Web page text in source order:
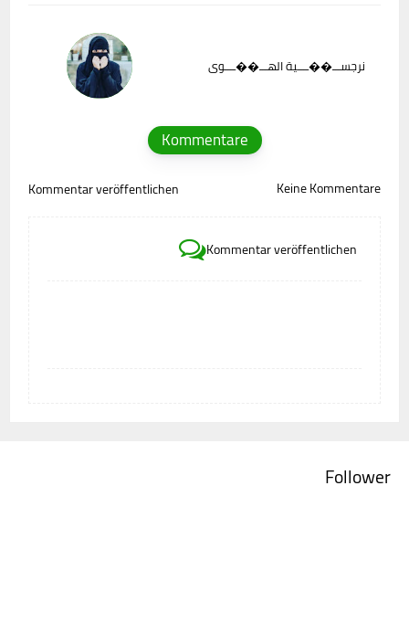
نرجســـ��ــــية الهـــ��ــــوى
Kommentare
Keine Kommentare
Kommentar veröffentlichen
Kommentar veröffentlichen
Follower